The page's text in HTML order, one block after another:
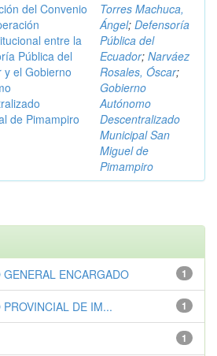
del Convenio
entre la
Pública del
y el Gobierno
de Pimampiro
Torres Machuca,
Ángel; Defensoría
Pública del
Ecuador; Narváez
Rosales, Óscar;
Gobierno
Autónomo
Descentralizado
Municipal San
Miguel de
Pimampiro
1
ENCARGADO
1
DE IM...
1